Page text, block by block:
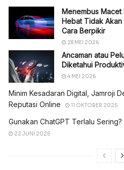
Menembus
Hebat Tidak
Cara Berpikir
28 MEI 2026
Ancaman atau
Diketahui
4 MEI 2026
Minim Kesadaran Digital, Jamroji
Reputasi Online
11 OKTOBER 2025
Gunakan ChatGPT Terlalu
22 JUNI 2025